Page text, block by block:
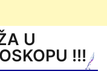
U
!!!